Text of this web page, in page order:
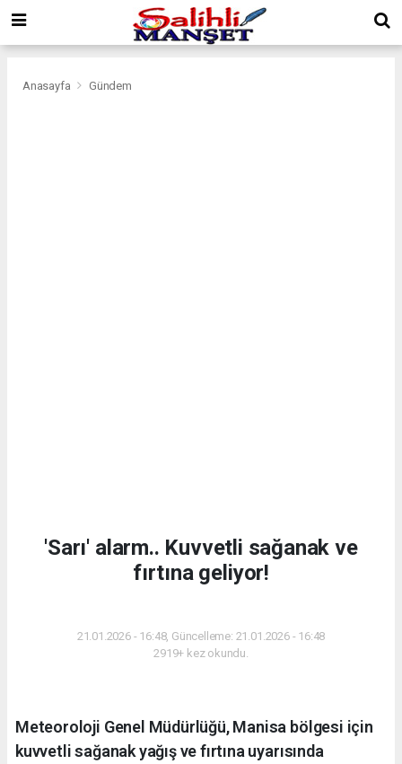
Anasayfa Gündem
'Sarı' alarm.. Kuvvetli sağanak ve
fırtına geliyor!
21.01.2026 - 16:48, Güncelleme: 21.01.2026 - 16:48
2919+ kez okundu.
Meteoroloji Genel Müdürlüğü, Manisa bölgesi için
kuvvetli sağanak yağış ve fırtına uyarısında